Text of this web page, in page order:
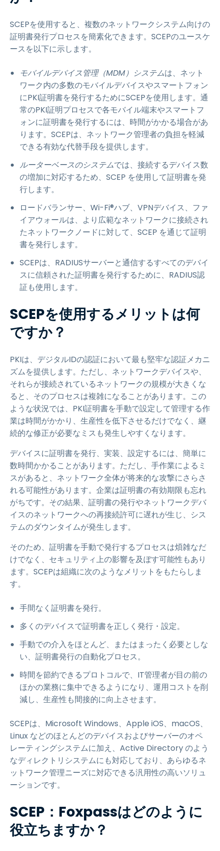
SCEPを使用すると、複数のネットワークシステム向けの
証明書発行プロセスを簡素化できます。SCEPのユースケ
ースを以下に示します。
モバイルデバイス管理（MDM）システムは、ネット
ワーク内の多数のモバイルデバイスやスマートフォン
にPKI証明書を発行するためにSCEPを使用します。通
常のPKI証明プロセスで各モバイル端末やスマートフ
ォンに証明書を発行するには、時間がかかる場合があ
ります。SCEPは、ネットワーク管理者の負担を軽減
できる有効な代替手段を提供します。
ルーターベースのシステムでは、接続するデバイス数
の増加に対応するため、SCEP を使用して証明書を発
行します。
ロードバランサー、Wi-Fi®ハブ、VPNデバイス、ファ
イアウォールは、より広範なネットワークに接続され
たネットワークノードに対して、SCEP を通じて証明
書を発行します。
SCEPは、RADIUSサーバーと通信するすべてのデバイ
スに信頼された証明書を発行するために、RADIUS認
証も使用します。
SCEPを使用するメリットは何
ですか？
PKIは、デジタルIDの認証において最も堅牢な認証メカニ
ズムを提供します。ただし、ネットワークデバイスや、
それらが接続されているネットワークの規模が大きくな
ると、そのプロセスは複雑になることがあります。この
ような状況では、PKI証明書を手動で設定して管理する作
業は時間がかかり、生産性を低下させるだけでなく、継
続的な修正が必要なミスも発生しやすくなります。
デバイスに証明書を発行、実装、設定するには、簡単に
数時間かかることがあります。ただし、手作業によるミ
スがあると、ネットワーク全体が将来的な攻撃にさらさ
れる可能性があります。企業は証明書の有効期限も忘れ
がちです。その結果、証明書の発行やネットワークデバ
イスのネットワークへの再接続許可に遅れが生じ、シス
テムのダウンタイムが発生します。
そのため、証明書を手動で発行するプロセスは煩雑なだ
けでなく、セキュリティ上の影響を及ぼす可能性もあり
ます。SCEPは組織に次のようなメリットをもたらしま
す。
手間なく証明書を発行。
多くのデバイスで証明書を正しく発行・設定。
手動での介入をほとんど、またはまったく必要としな
い、証明書発行の自動化プロセス。
時間を節約できるプロトコルで、IT管理者が目の前の
ほかの業務に集中できるようになり、運用コストを削
減し、生産性も間接的に向上させます。
SCEPは、Microsoft Windows、Apple iOS、macOS、
Linux などのほとんどのデバイスおよびサーバーのオペ
レーティングシステムに加え、Active Directory のよう
なディレクトリシステムにも対応しており、あらゆるネ
ットワーク管理ニーズに対応できる汎用性の高いソリュ
ーションです。
SCEP：Foxpassはどのように
役立ちますか？